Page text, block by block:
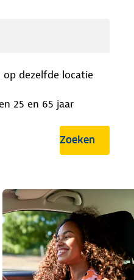
op dezelfde locatie
25 en 65 jaar
Zoeken